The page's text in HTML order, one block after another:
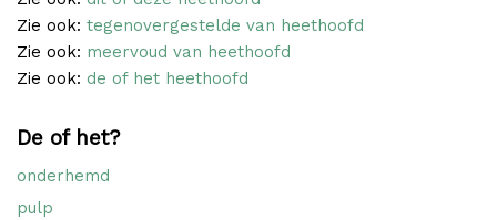
Zie ook: tegenovergestelde van heethoofd
Zie ook: meervoud van heethoofd
Zie ook: de of het heethoofd
De of het?
onderhemd
pulp